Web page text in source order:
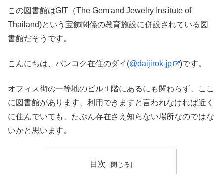
この図書館はGIT（The Gem and Jewelry Institute of
Thailand)という宝飾関係の教育施設に併設されている図
書館だそうです。
こんにちは、バンコク在住のダイ(@daijirok-jp )です。
オフィス街の一等地のビル１階にあるにも関わらず、ここ
に図書館があります、利用できますと言われなければ近く
に住んでいても、たぶん存在さえ知らない場所なのではな
いかと思います。
目次